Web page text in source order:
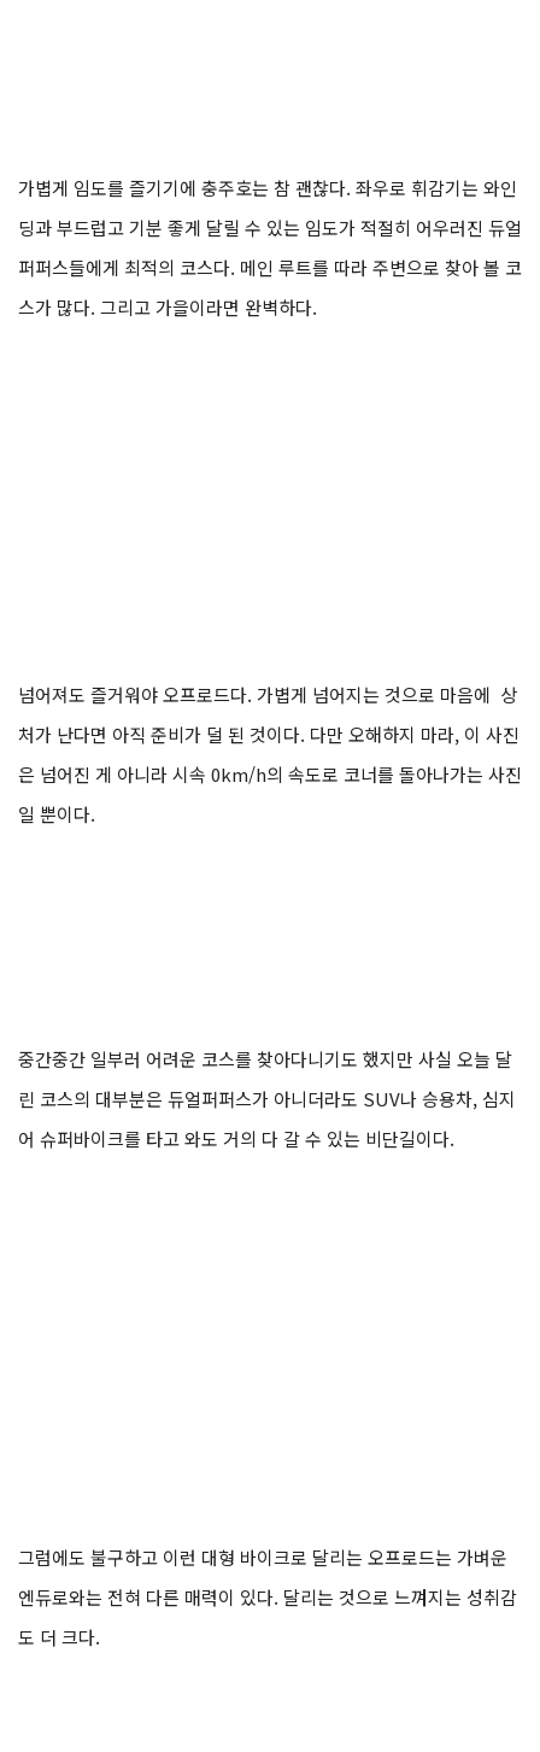
가볍게 임도를 즐기기에 충주호는 참 괜찮다. 좌우로 휘감기는 와인
딩과 부드럽고 기분 좋게 달릴 수 있는 임도가 적절히 어우러진 듀얼
퍼퍼스들에게 최적의 코스다. 메인 루트를 따라 주변으로 찾아 볼 코
스가 많다. 그리고 가을이라면 완벽하다.
넘어져도 즐거워야 오프로드다. 가볍게 넘어지는 것으로 마음에 상
처가 난다면 아직 준비가 덜 된 것이다. 다만 오해하지 마라, 이 사진
은 넘어진 게 아니라 시속 0km/h의 속도로 코너를 돌아나가는 사진
일 뿐이다.
중간중간 일부러 어려운 코스를 찾아다니기도 했지만 사실 오늘 달
린 코스의 대부분은 듀얼퍼퍼스가 아니더라도 SUV나 승용차, 심지
어 슈퍼바이크를 타고 와도 거의 다 갈 수 있는 비단길이다.
그럼에도 불구하고 이런 대형 바이크로 달리는 오프로드는 가벼운
엔듀로와는 전혀 다른 매력이 있다. 달리는 것으로 느껴지는 성취감
도 더 크다.